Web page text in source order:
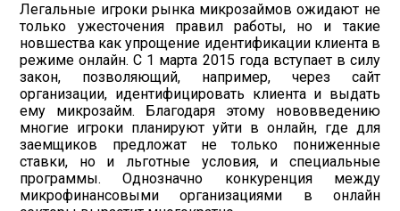
Легальные игроки рынка микрозаймов ожидают не
только ужесточения правил работы, но и такие
новшества как упрощение идентификации клиента в
режиме онлайн. С 1 марта 2015 года вступает в силу
закон, позволяющий, например, через сайт
организации, идентифицировать клиента и выдать
ему микрозайм. Благодаря этому нововведению
многие игроки планируют уйти в онлайн, где для
заемщиков предложат не только пониженные
ставки, но и льготные условия, и специальные
программы. Однозначно конкуренция между
микрофинансовыми организациями в онлайн